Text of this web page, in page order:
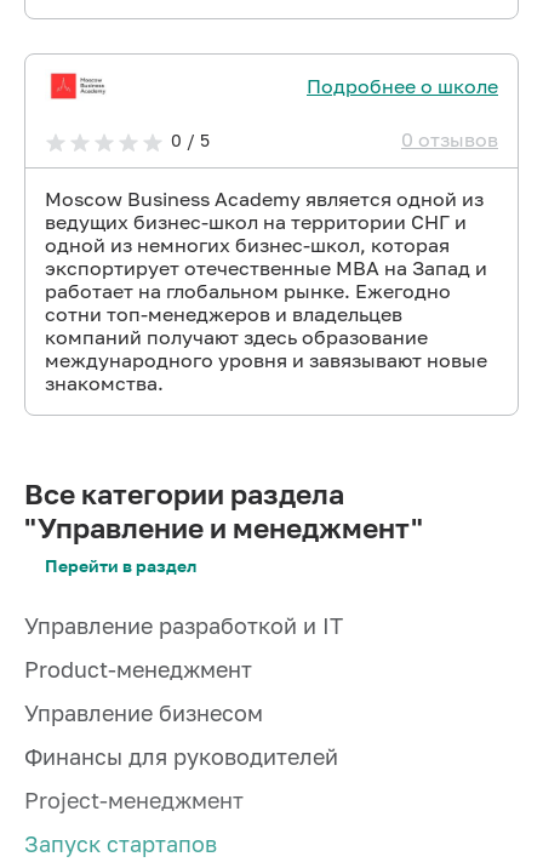
Подробнее о школе
0 / 5 0 отзывов
Moscow Business Academy является одной из
ведущих бизнес-школ на территории СНГ и
одной из немногих бизнес-школ, которая
экспортирует отечественные MBA на Запад и
работает на глобальном рынке. Ежегодно
сотни топ-менеджеров и владельцев
компаний получают здесь образование
международного уровня и завязывают новые
знакомства.
Все категории раздела
"Управление и менеджмент"
Перейти в раздел
Управление разработкой и IT
Product-менеджмент
Управление бизнесом
Финансы для руководителей
Project-менеджмент
Запуск стартапов